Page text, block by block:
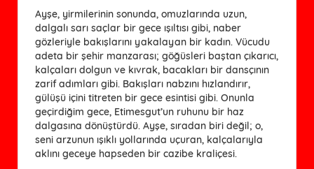
Ayşe, yirmilerinin sonunda, omuzlarında uzun,
dalgalı sarı saçlar bir gece ışıltısı gibi, naber
gözleriyle bakışlarını yakalayan bir kadın. Vücudu
adeta bir şehir manzarası; göğüsleri baştan çıkarıcı,
kalçaları dolgun ve kıvrak, bacakları bir dansçının
zarif adımları gibi. Bakışları nabzını hızlandırır,
gülüşü içini titreten bir gece esintisi gibi. Onunla
geçirdiğim gece, Etimesgut’un ruhunu bir haz
dalgasına dönüştürdü. Ayşe, sıradan biri değil; o,
seni arzunun ışıklı yollarında uçuran, kalçalarıyla
aklını geceye hapseden bir cazibe kraliçesi.